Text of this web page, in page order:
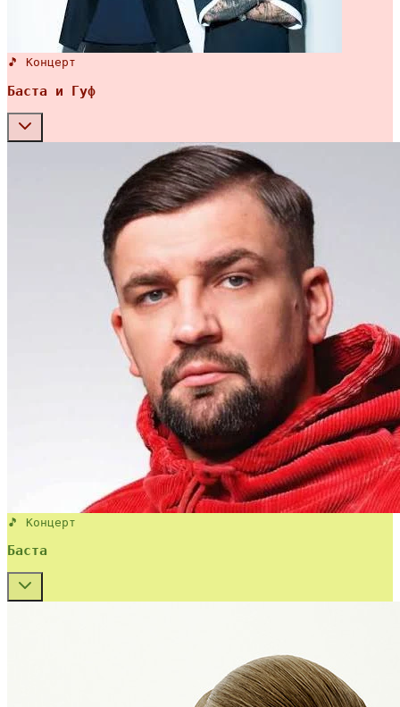
🎵 Концерт
Баста и Гуф
🎵 Концерт
Баста